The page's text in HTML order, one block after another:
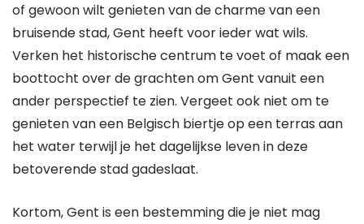
of gewoon wilt genieten van de charme van een
bruisende stad, Gent heeft voor ieder wat wils.
Verken het historische centrum te voet of maak een
boottocht over de grachten om Gent vanuit een
ander perspectief te zien. Vergeet ook niet om te
genieten van een Belgisch biertje op een terras aan
het water terwijl je het dagelijkse leven in deze
betoverende stad gadeslaat.
Kortom, Gent is een bestemming die je niet mag